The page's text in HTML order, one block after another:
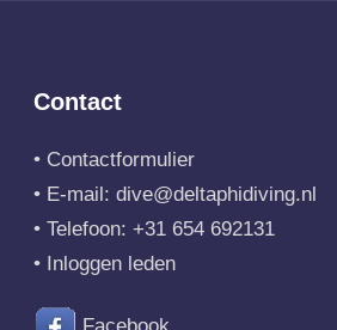
Contact
• Contactformulier
• E-mail: dive@deltaphidiving.nl
• Telefoon: +31 654 692131
• Inloggen leden